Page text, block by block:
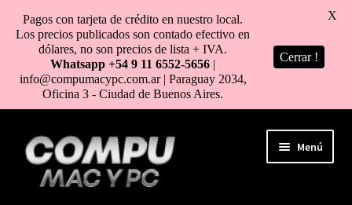
al
contenido
Menú
Pagos con tarjeta de crédito en nuestro local.
Los precios publicados son contado efectivo en
dólares, no son precios de lista + IVA.
Whatsapp +54 9 11 6552-5656 |
info@compumacypc.com.ar | Paraguay 2034,
Oficina 3 - Ciudad de Buenos Aires.
Cerrar !
X